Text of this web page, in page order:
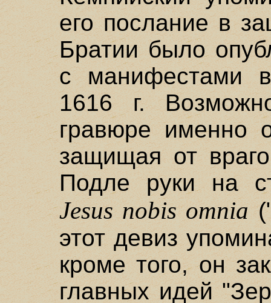
его послание в
Братии было
с манифестами в
1616 г.
гравюре именно
защищая от
Подле руки на
Jesus nobis omnia
этот девиз
кроме того, он
главных идей